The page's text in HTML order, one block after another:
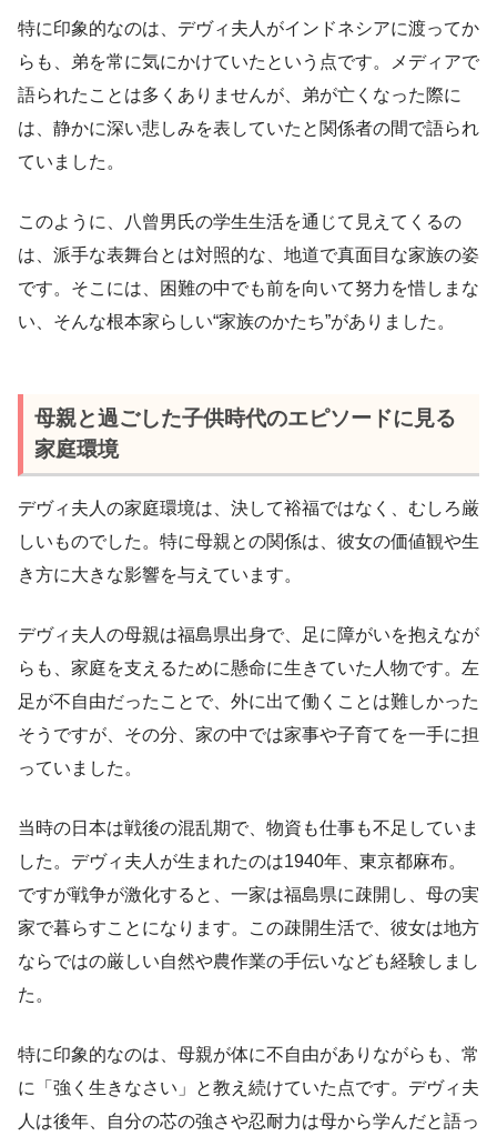
特に印象的なのは、デヴィ夫人がインドネシアに渡ってか
らも、弟を常に気にかけていたという点です。メディアで
語られたことは多くありませんが、弟が亡くなった際に
は、静かに深い悲しみを表していたと関係者の間で語られ
ていました。
このように、八曾男氏の学生生活を通じて見えてくるの
は、派手な表舞台とは対照的な、地道で真面目な家族の姿
です。そこには、困難の中でも前を向いて努力を惜しまな
い、そんな根本家らしい“家族のかたち”がありました。
母親と過ごした子供時代のエピソードに見る
家庭環境
デヴィ夫人の家庭環境は、決して裕福ではなく、むしろ厳
しいものでした。特に母親との関係は、彼女の価値観や生
き方に大きな影響を与えています。
デヴィ夫人の母親は福島県出身で、足に障がいを抱えなが
らも、家庭を支えるために懸命に生きていた人物です。左
足が不自由だったことで、外に出て働くことは難しかった
そうですが、その分、家の中では家事や子育てを一手に担
っていました。
当時の日本は戦後の混乱期で、物資も仕事も不足していま
した。デヴィ夫人が生まれたのは1940年、東京都麻布。
ですが戦争が激化すると、一家は福島県に疎開し、母の実
家で暮らすことになります。この疎開生活で、彼女は地方
ならではの厳しい自然や農作業の手伝いなども経験しまし
た。
特に印象的なのは、母親が体に不自由がありながらも、常
に「強く生きなさい」と教え続けていた点です。デヴィ夫
人は後年、自分の芯の強さや忍耐力は母から学んだと語っ